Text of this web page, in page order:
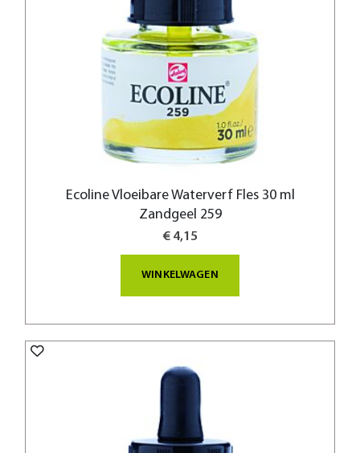
Ecoline Vloeibare Waterverf Fles 30 ml
Zandgeel 259
€ 4,15
WINKELWAGEN